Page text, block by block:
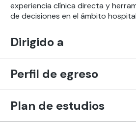
experiencia clínica directa y
de decisiones en el ámbito
Dirigido a
Perfil de egreso
Plan de estudios